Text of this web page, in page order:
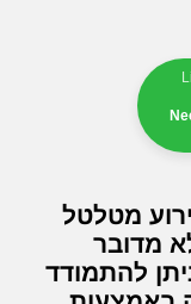
מטלטל
מדובר
להתמודד